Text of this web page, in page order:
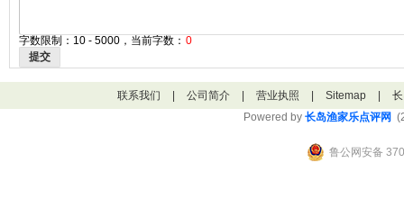
字数限制：10 - 5000，当前字数： 0
提交
联系我们 公司简介 营业执照 Sitemap
Powered by 长岛渔家乐点评网
鲁公网安备